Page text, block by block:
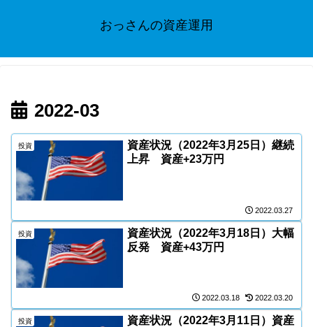
おっさんの資産運用
2022-03
投資
資産状況（2022年3月25日）継続
上昇 資産+23万円
2022.03.27
投資
資産状況（2022年3月18日）大幅
反発 資産+43万円
2022.03.18 2022.03.20
投資
資産状況（2022年3月11日）資産